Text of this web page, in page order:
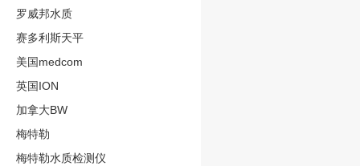
罗威邦水质
赛多利斯天平
美国medcom
英国ION
加拿大BW
梅特勒
梅特勒水质检测仪